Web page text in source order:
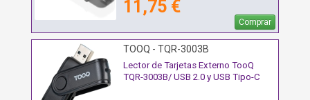
11,75 €
Comprar
TOOQ - TQR-3003B
Lector de Tarjetas Externo TooQ
TQR-3003B/ USB 2.0 y USB Tipo-C